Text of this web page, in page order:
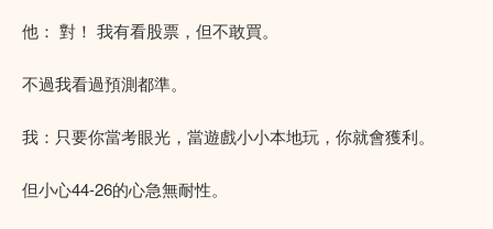
他： 對！ 我有看股票，但不敢買。
不過我看過預測都準。
我：只要你當考眼光，當遊戲小小本地玩，你就會獲利。
但小心44-26的心急無耐性。